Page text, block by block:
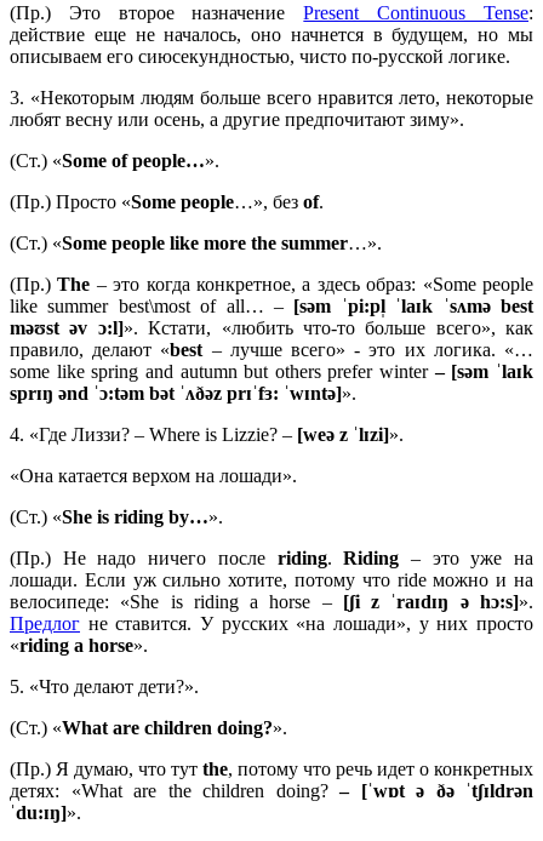
(Пр.) Это второе назначениеPresent Continuous Tense:
действие еще не началось, оно начнется в будущем, но мы
описываем его сиюсекундностью, чисто по-русской логике.
3. «Некоторым людям больше всего нравится лето, некоторые
любят весну или осень, а другие предпочитают зиму».
(Ст.) «Some of people…».
(Пр.) Просто «Some people…», без of.
(Ст.) «Some people like more the summer…».
(Пр.)The – это когда конкретное, а здесь образ: «Some people
like summer best\most of all… – [səm ˈpi:pl̩ ˈlaɪk ˈsʌmə best
məʊst əv ɔ:l]». Кстати, «любить что-то больше всего», как
правило, делают «best – лучше всего» - это их логика. «…
some like spring and autumn but others prefer winter– [səm ˈlaɪk
sprɪŋ ənd ˈɔ:təm bət ˈʌðəz prɪˈfɜ: ˈwɪntə]».
4. «Где Лиззи? – Where is Lizzie? – [weə z ˈlɪzi]».
«Она катается верхом на лошади».
(Ст.) «She is riding by…».
(Пр.) Не надо ничего после riding.Riding – это уже на
лошади. Если уж сильно хотите, потому что ride можно и на
велосипеде: «She is riding a horse –[ʃi z ˈraɪdɪŋ ə hɔ:s]».
Предлог не ставится. У русских «на лошади», у них просто
«riding a horse».
5. «Что делают дети?».
(Ст.) «What are children doing?».
(Пр.) Я думаю, что тут the, потому что речь идет о конкретных
детях: «What are the children doing?– [ˈwɒt ə ðə ˈtʃɪldrən
ˈdu:ɪŋ]».